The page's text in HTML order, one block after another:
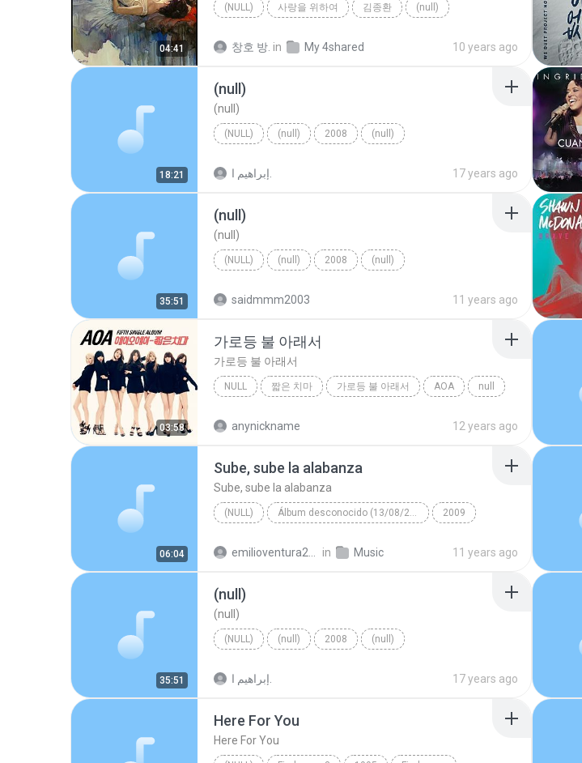
04:41
(NULL) 사랑을 위하여 김종환 (null)
창호 방. in My 4shared 10 years ago
18:21
(null)
(null)
(NULL) (null) 2008 (null)
17 years ago
35:51
(null)
(null)
(NULL) (null) 2008 (null)
saidmmm2003 11 years ago
03:58
가로등 불 아래서
가로등 불 아래서
NULL 짧은 치마 가로등 불 아래서 AOA null
anynickname 12 years ago
06:04
Sube, sube la alabanza
Sube, sube la alabanza
(NULL) Álbum desconocido (13/08/2009 18:46:20) 2009
in Music 11 years ago
35:51
(null)
(null)
(NULL) (null) 2008 (null)
17 years ago
Here For You
Here For You